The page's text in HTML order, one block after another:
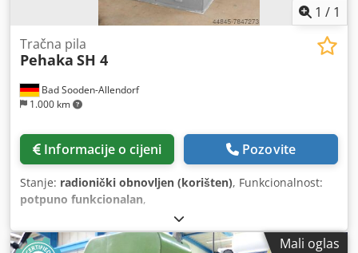
1 / 1
Bad Sooden-Allendorf
1.000 km
Tračna pila
Pehaka SH 4
Informacije o cijeni Pozovite
Stanje: radionički obnovljen (korišten), Funkcionalnost:
potpuno funkcionalan,
Mali oglas